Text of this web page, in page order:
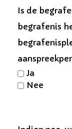
Is de
begrafenis
Ja
Nee